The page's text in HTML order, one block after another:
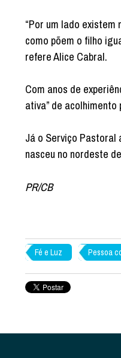
“Por um lado
como põem o filho
refere Alice Cabral.
Com anos de
ativa” de
Já o Serviço Pastoral
nasceu no nordeste
PR/CB
Fé e Luz Pessoa